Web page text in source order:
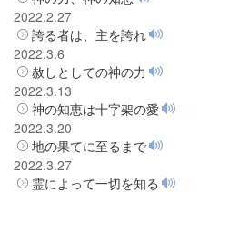
2022.2.27
誇る者は、主を誇れ
2022.3.6
赦しとしての神の力
2022.3.13
神の知恵は十字架の愛
2022.3.20
地の果てに至るまで
2022.3.27
霊によって一切を知る